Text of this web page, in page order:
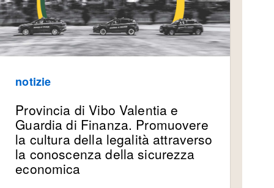
notizie
Provincia di Vibo Valentia e
Guardia di Finanza. Promuovere
la cultura della legalità attraverso
la conoscenza della sicurezza
economica